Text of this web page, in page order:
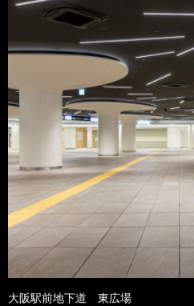
大阪駅前地下道 東広場